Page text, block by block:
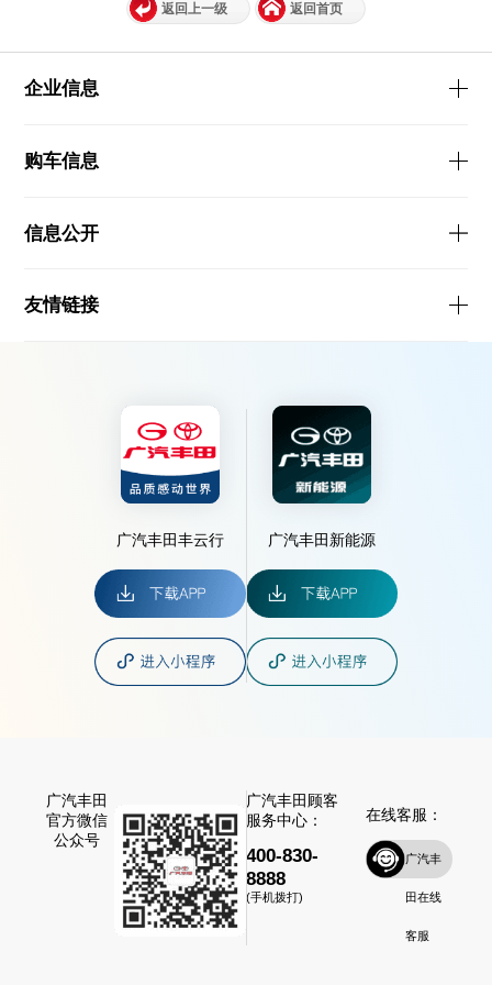
返回上一级 返回首页
企业信息
购车信息
信息公开
友情链接
广汽丰田丰云行 广汽丰田新能源
广汽丰田
官方微信
公众号
广汽丰田顾客
服务中心：
400-830-
8888
(手机拨打)
在线客服：
广汽丰
田在线
客服